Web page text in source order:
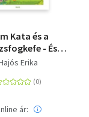
Kata és a
- És
történetek
Erika
ár: